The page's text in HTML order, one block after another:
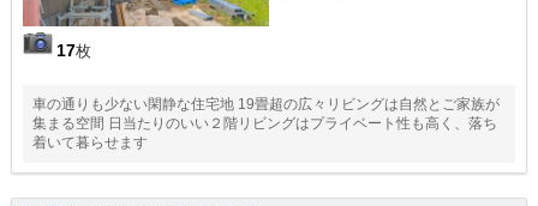
17枚
車の通りも少ない閑静な住宅地 19畳超の広々リビングは自然とご家族が
集まる空間 日当たりのいい２階リビングはプライベート性も高く、落ち
着いて暮らせます